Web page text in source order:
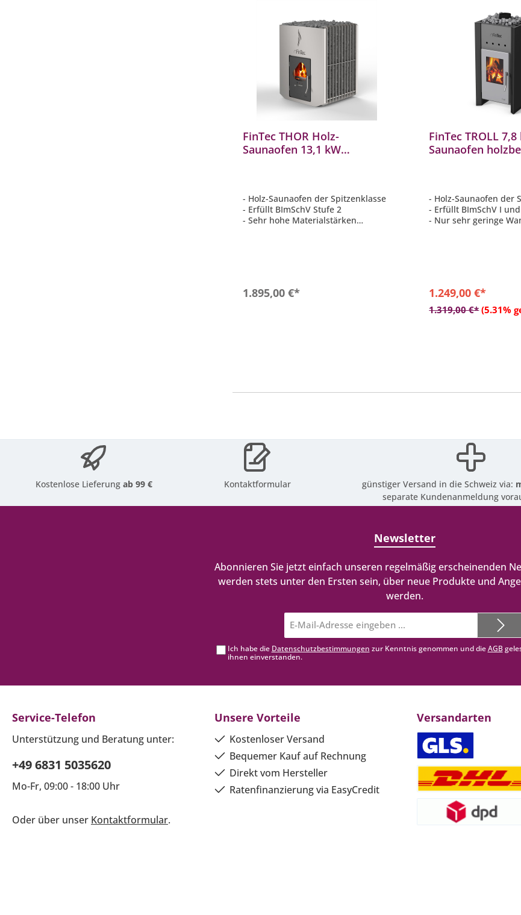
FinTec THOR Holz-
Saunaofen 13,1 kW
- Holz-Saunaofen der Spitzenklasse
- Erfüllt BImSchV Stufe 2
- Sehr hohe Materialstärken
1.895,00 €*In den Warenkorb
FinTec TROLL
Saunaofen
- Holz-Saunaofen der
- Erfüllt BImSchV I
- Nur sehr geringe
1.249,00 €*
1.319,00 €* (5.31%
In den
Kostenlose Lieferungab 99 € Kontaktformular günstiger Versand in die Schweiz via:
separate Kundenanmeldung
Newsletter
Abonnieren Sie jetzt einfach unseren regelmäßig erscheinenden
werden stets unter den Ersten sein, über neue Produkte und
werden.
Mail-
Adresse*
Ich habe die Datenschutzbestimmungen zur Kenntnis genommen und dieAGB
ihnen einverstanden.
Service-Telefon
Unterstützung und Beratung unter:
+49 6831 5035620
Mo-Fr, 09:00 - 18:00 Uhr
Oder über unser Kontaktformular.
Unsere Vorteile
Kostenloser Versand
Bequemer Kauf auf Rechnung
Direkt vom Hersteller
Ratenfinanzierung via EasyCredit
Versandarten